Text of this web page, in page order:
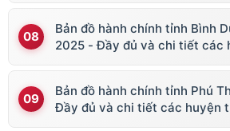
Bản đồ hành chính tỉnh Bình
2025 - Đầy đủ và chi tiết các
Bản đồ hành chính tỉnh Phú
Đầy đủ và chi tiết các huyện